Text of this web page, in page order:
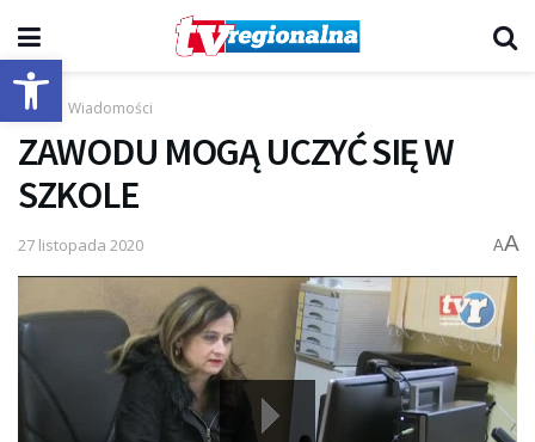
Otwórz pasek narzędzi
Start Wiadomości
ZAWODU MOGĄ UCZYĆ SIĘ W
SZKOLE
27 listopada 2020 AA